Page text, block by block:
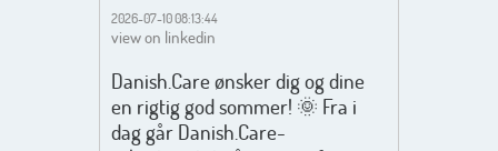
2026-07-10 08:13:44
view on linkedin
Danish.Care ønsker dig og dine
en rigtig god sommer! 🌞 Fra i
dag går Danish.Care-